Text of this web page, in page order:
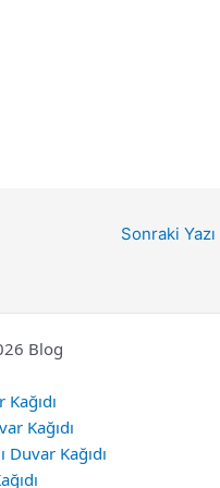
Sonraki Yazı
Blog
Kağıdı
Duvar Kağıdı